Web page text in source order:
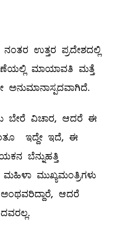
ಉತ್ತರ ಪ್ರದೇಶದಲ್ಲಿ
ಮಾಯಾವತಿ ಮತ್ತೆ
ಬೇರೆ ವಿಚಾರ, ಆದರೆ ಈ
ಇದ್ದೇ ಇದೆ, ಈ
ಬೆನ್ನುಹತ್ತಿ
ಮುಖ್ಯಮಂತ್ರಿಗಳು
ಆದರೆ